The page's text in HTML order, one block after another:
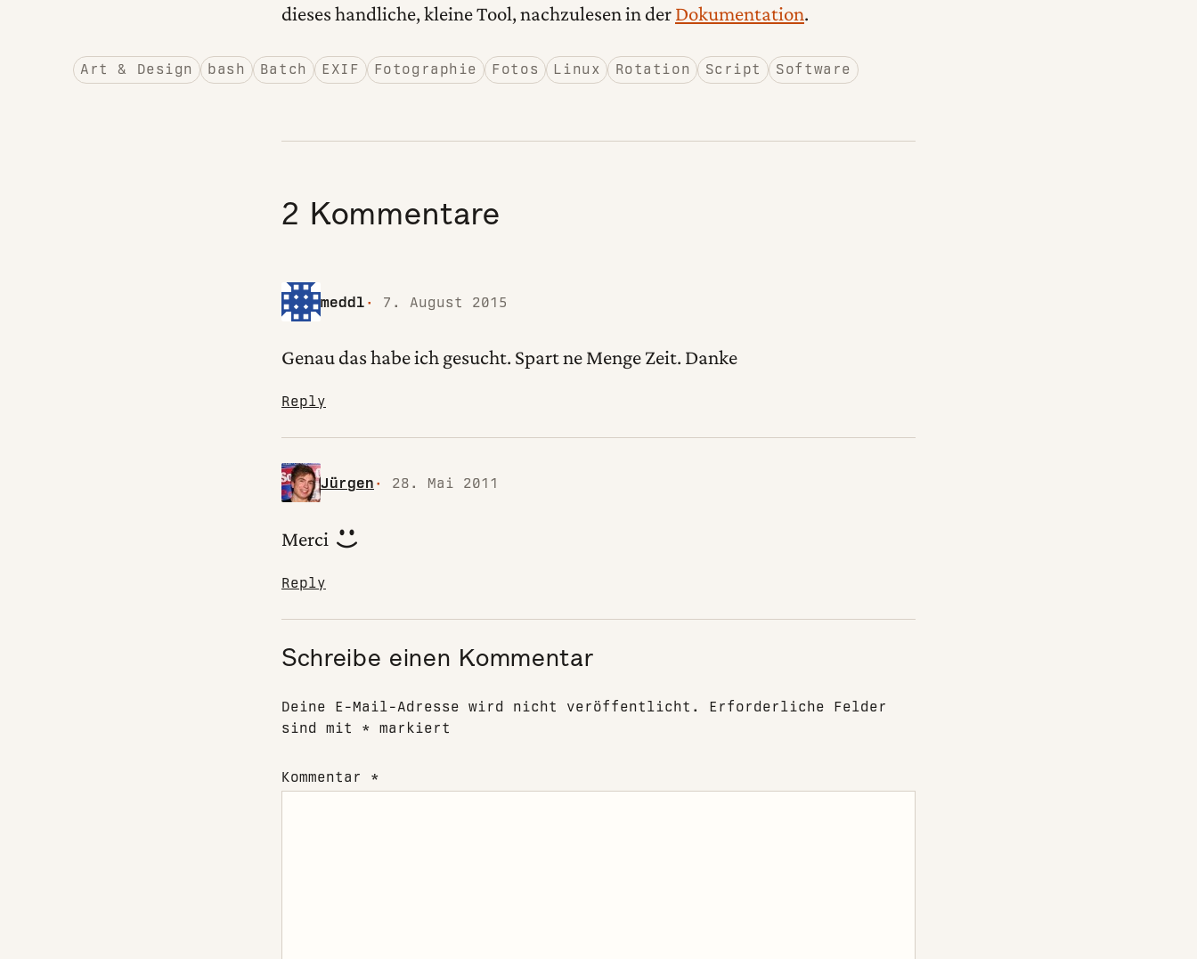
dieses handliche, kleine Tool, nachzulesen in derDokumentation.
Art & Design bash Batch EXIF Fotographie Fotos Linux Rotation Script Software
2 Kommentare
meddl 7. August 2015
Genau das habe ich gesucht. Spart ne Menge Zeit. Danke
Reply
Jürgen 28. Mai 2011
Merci
Reply
Schreibe einen Kommentar
Deine E-Mail-Adresse wird nicht veröffentlicht.
Erforderliche Felder
sind mit * markiert
Kommentar *